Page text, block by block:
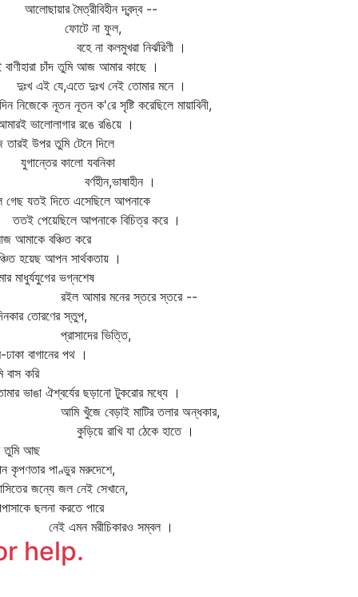
মৈত্রীবিহীন দ্বন্দ্ব --
না ফুল,
না কলমুখরা নির্ঝরিণী ।
বাণীহারা চাঁদ তুমি আজ আমার কাছে ।
এই যে,এতে দুঃখ নেই তোমার মনে ।
নিজেকে নূতন নূতন ক'রে সৃষ্টি করেছিলে মায়াবিনী,
ভালোলাগার রঙে রঙিয়ে ।
উপর তুমি টেনে দিলে
কালো যবনিকা
।
গেছ যতই দিতে এসেছিলে আপনাকে
পেয়েছিলে আপনাকে বিচিত্র করে ।
বঞ্চিত করে
হয়েছ আপন সার্থকতায় ।
মাধুর্যযুগের ভগ্নশেষ
আমার মনের স্তরে স্তরে --
তোরণের স্তুপ,
ভিত্তি,
ঢাকা বাগানের পথ ।
বাস করি
ভাঙা ঐশ্বর্যের ছড়ানো টুকরোর মধ্যে ।
খুঁজে বেড়াই মাটির তলার অন্ধকার,
রাখি যা ঠেকে হাতে ।
আছ
কৃপণতার পাণ্ডুর মরুদেশে,
জন্যে জল নেই সেখানে,
ছলনা করতে পারে
এমন মরীচিকারও সম্বল ।
help.